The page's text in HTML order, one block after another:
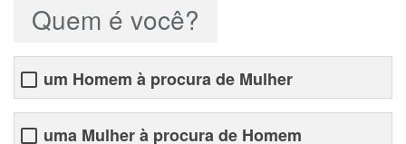
Quem é você?
um Homem à procura de Mulher
uma Mulher à procura de Homem